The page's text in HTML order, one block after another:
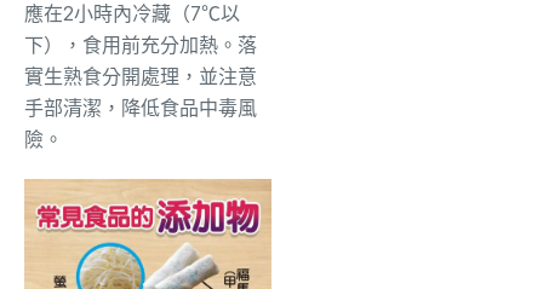
應在2小時內冷藏（7℃以
下），食用前充分加熱。落
實生熟食分開處理，並注意
手部清潔，降低食品中毒風
險。